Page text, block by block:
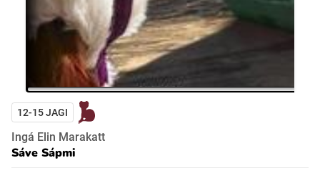
12-15 JAGI
Ingá Elin Marakatt
Sáve Sápmi